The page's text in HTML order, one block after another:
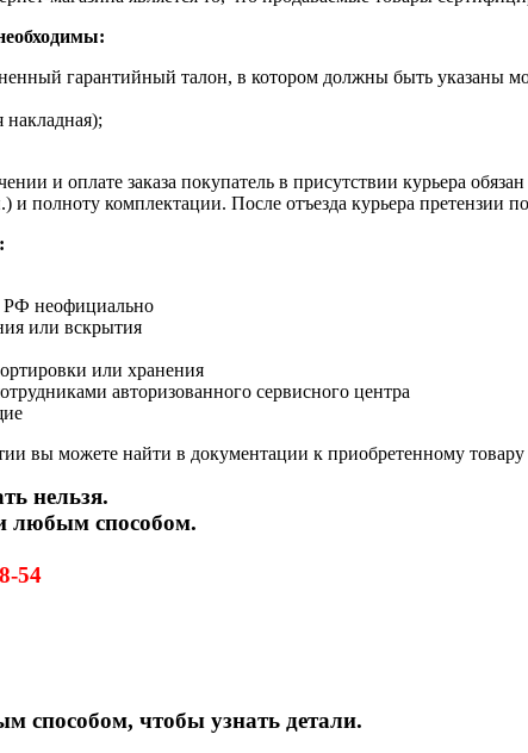
гарантийный талон, в котором должны быть указаны
и оплате заказа покупатель в присутствии курьера
и полноту комплектации. После отъезда курьера претензии
РФ неофициально
или вскрытия
или хранения
авторизованного сервисного центра
вы можете найти в документации к приобретенному
нельзя.
любым способом.
54
способом, чтобы узнать детали.